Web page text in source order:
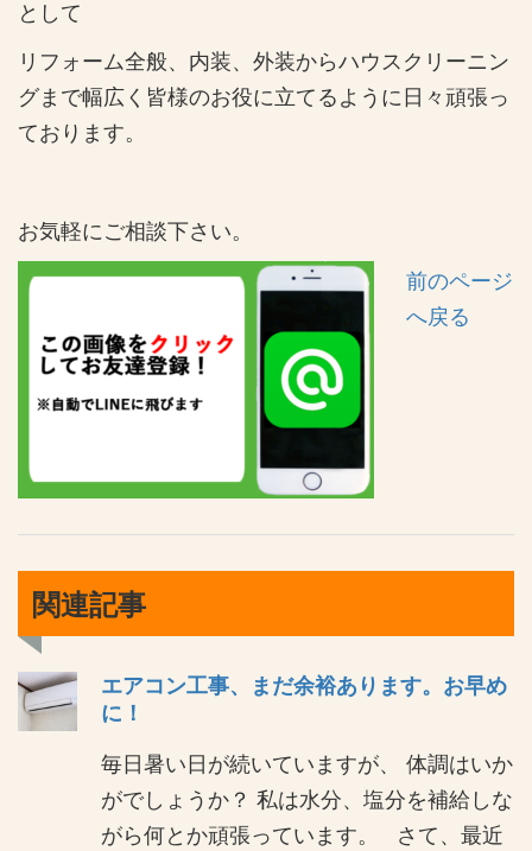
として
リフォーム全般、内装、外装からハウスクリーニン
グまで幅広く皆様のお役に立てるように日々頑張っ
ております。
お気軽にご相談下さい。
前のページ
へ戻る
関連記事
エアコン工事、まだ余裕あります。お早め
に！
毎日暑い日が続いていますが、 体調はいか
がでしょうか？ 私は水分、塩分を補給しな
がら何とか頑張っています。 さて、最近